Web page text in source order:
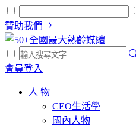
贊助我們
會員登入
人 物
CEO生活學
國內人物